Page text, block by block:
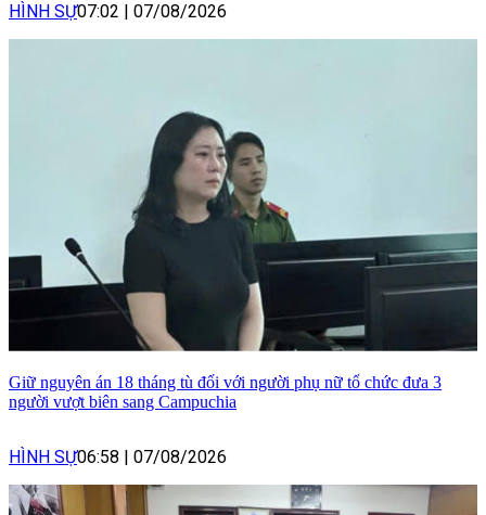
HÌNH SỰ07:02 07/08/2026
Giữ nguyên án 18 tháng tù đối với người phụ nữ tổ chức đưa 3
người vượt biên sang Campuchia
HÌNH SỰ06:58 07/08/2026